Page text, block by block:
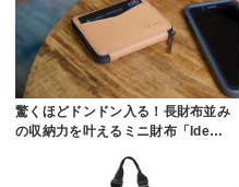
驚くほどドンドン入る！長財布並み
の収納力を叶えるミニ財布「Ide…